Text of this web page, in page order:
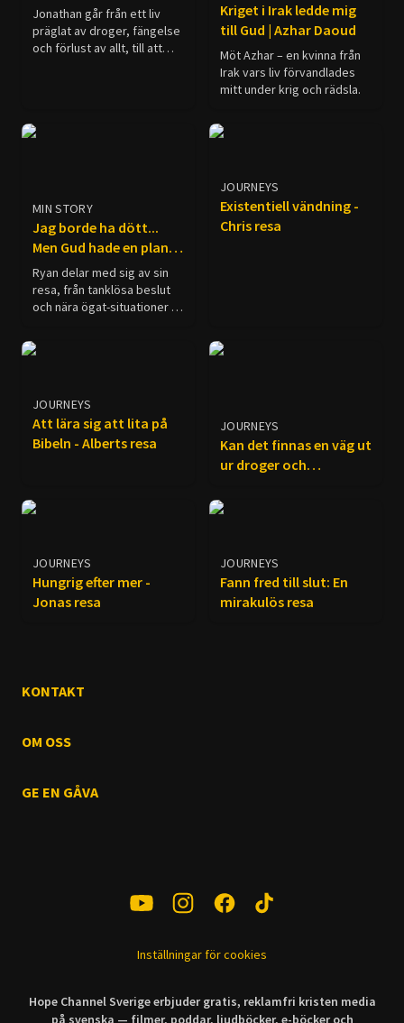
Jonathan går från ett liv
präglat av droger, fängelse
och förlust av allt, till att
Kriget i Irak ledde mig
till Gud | Azhar Daoud
Möt Azhar – en kvinna från
Irak vars liv förvandlades
mitt under krig och rädsla.
MIN STORY
Jag borde ha dött...
Men Gud hade en plan |
Ryan Mitchell
Ryan delar med sig av sin
resa, från tanklösa beslut
och nära ögat-situationer till
verkligen handlar om. Om
du någonsin har ifrågasatt
känt att det måste finnas
något mer, kanske hans
berättelse tilltalar dig.
JOURNEYS
Existentiell vändning -
Chris resa
JOURNEYS
Att lära sig att lita på
Bibeln - Alberts resa
JOURNEYS
Kan det finnas en väg ut
ur droger och
resa
JOURNEYS
Hungrig efter mer -
Jonas resa
JOURNEYS
Fann fred till slut: En
mirakulös resa
KONTAKT
OM OSS
GE EN GÅVA
Inställningar för cookies
Hope Channel Sverige erbjuder gratis, reklamfri kristen media
på svenska — filmer, poddar, ljudböcker, e-böcker och